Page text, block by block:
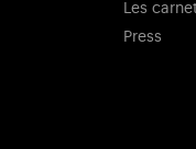
Les
Press